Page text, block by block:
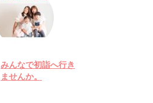
のお知らせ
みんなで初詣へ行き
ませんか。